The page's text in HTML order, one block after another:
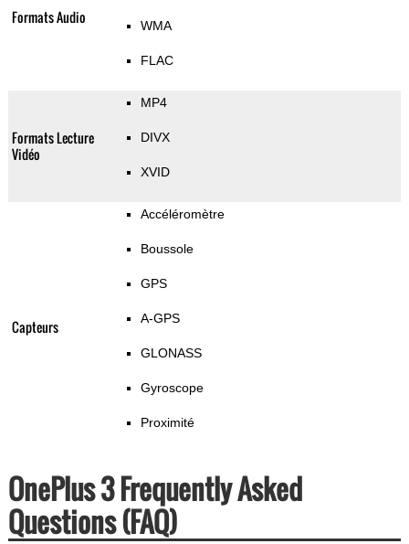
Formats Audio WMA
FLAC
Formats Lecture
Vidéo
MP4
DIVX
XVID
Capteurs
Accéléromètre
Boussole
GPS
A-GPS
GLONASS
Gyroscope
Proximité
OnePlus 3 Frequently Asked
Questions (FAQ)